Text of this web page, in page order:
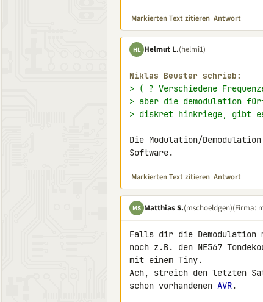
Markierten Text zitieren Antwort
HL Helmut L.(helmi1)
Niklas Beuster schrieb:
> ( ? Verschiedene
> aber die demodulation
> diskret hinkriege, gibt
Die Modulation/
Software.
Markierten Text zitieren Antwort
MS Matthias S.(mschoeldgen)(Firma:
Falls dir die Demodulation
noch z.B. den NE567
mit einem Tiny.
Ach, streich den letzten
schon vorhandenen AVR.